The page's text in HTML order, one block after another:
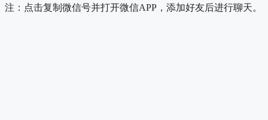
注：点击复制微信号并打开微信APP，添加好友后进行聊天。